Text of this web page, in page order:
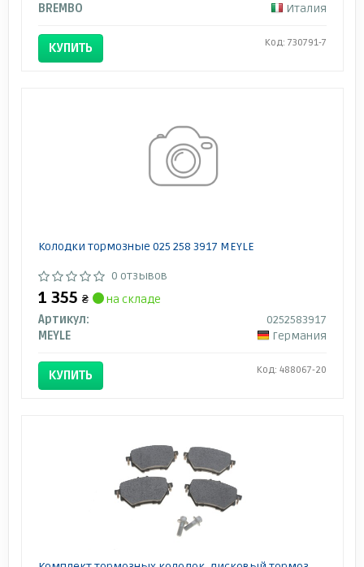
BREMBO
Италия
КУПИТЬ Код: 730791-7
Колодки тормозные 025 258 3917 MEYLE
0 отзывов
1 355 ₴
на складе
Артикул:
0252583917
MEYLE
Германия
КУПИТЬ Код: 488067-20